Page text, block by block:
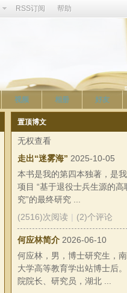
RSS订阅 帮助
视频 相册 好友
置顶博文
无权查看
走出“迷雾海” 2025-10-05
本书是我的第四本独著，是
项目 “基于退役士兵生源的高
究”的最终研究 ...
(2516)次阅读 | (2)个评论
何应林简介 2026-06-10
何应林，男，博士研究生，
大学高等教育学出站博士后
院院长、研究员，湖北 ...